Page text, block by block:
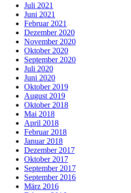
Juli 2021
Juni 2021
Februar 2021
Dezember 2020
November 2020
Oktober 2020
September 2020
Juli 2020
Juni 2020
Oktober 2019
August 2019
Oktober 2018
Mai 2018
April 2018
Februar 2018
Januar 2018
Dezember 2017
Oktober 2017
September 2017
September 2016
März 2016